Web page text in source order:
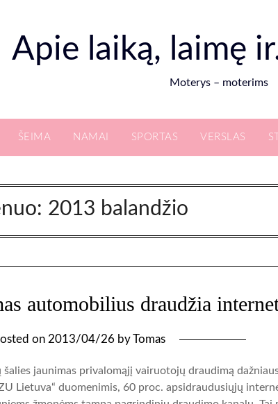
Apie laiką, laimę
Moterys – moterims
ŠEIMA NAMAI SPORTAS VERSLAS
2013 balandžio
automobilius draudžia
on 2013/04/26 byTomas
jaunimas privalomąjį vairuotojų draudimą
Lietuva“ duomenimis, 60 proc. apsidraudusiųjų